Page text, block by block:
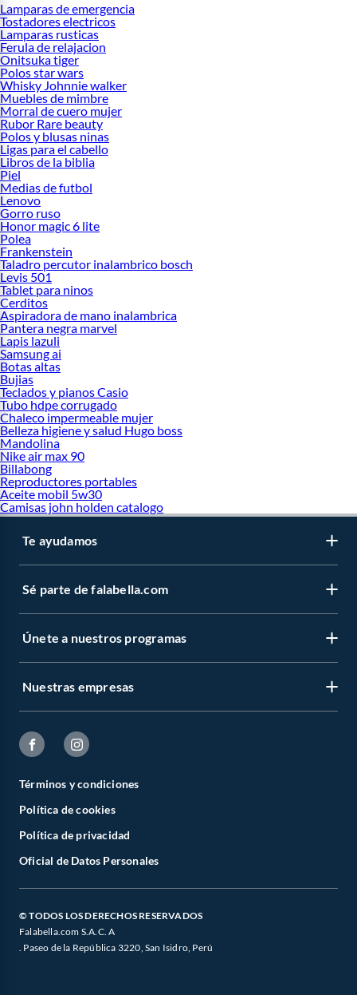
Lamparas de emergencia
Tostadores electricos
Lamparas rusticas
Ferula de relajacion
Onitsuka tiger
Polos star wars
Whisky Johnnie walker
Muebles de mimbre
Morral de cuero mujer
Rubor Rare beauty
Polos y blusas ninas
Ligas para el cabello
Libros de la biblia
Piel
Medias de futbol
Lenovo
Gorro ruso
Honor magic 6 lite
Polea
Frankenstein
Taladro percutor inalambrico bosch
Levis 501
Tablet para ninos
Cerditos
Aspiradora de mano inalambrica
Pantera negra marvel
Lapis lazuli
Samsung ai
Botas altas
Bujias
Teclados y pianos Casio
Tubo hdpe corrugado
Chaleco impermeable mujer
Belleza higiene y salud Hugo boss
Mandolina
Nike air max 90
Billabong
Reproductores portables
Aceite mobil 5w30
Camisas john holden catalogo
Te ayudamos
Sé parte de falabella.com
Únete a nuestros programas
Nuestras empresas
Términos y condiciones
Política de cookies
Política de privacidad
Oficial de Datos Personales
© TODOS LOS DERECHOS RESERVADOS
Falabella.com S.A.C. A
. Paseo de la República 3220, San Isidro, Perú